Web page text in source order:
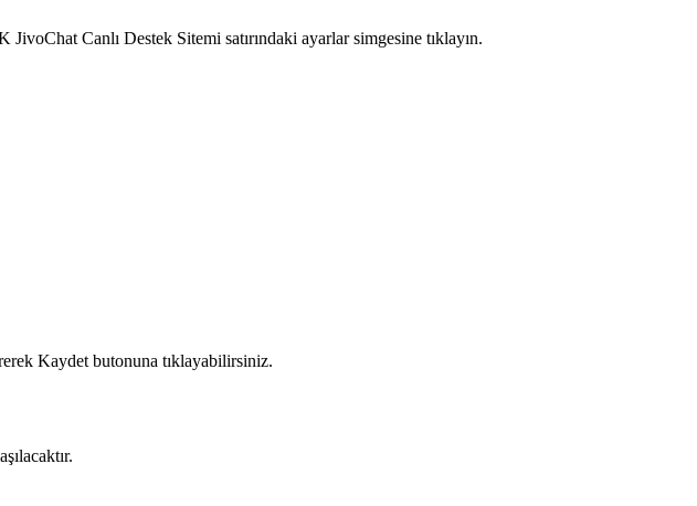
Canlı Destek Sitemi satırındaki ayarlar simgesine tıklayın.
Kaydet butonuna tıklayabilirsiniz.